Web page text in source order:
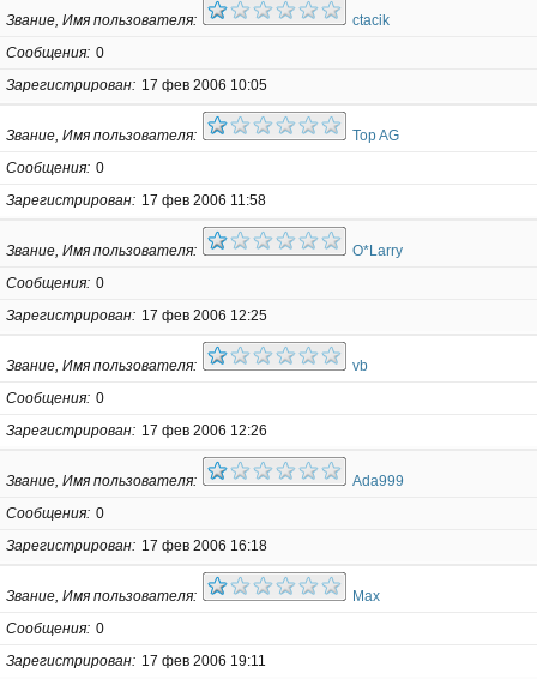
Звание, Имя пользователя
ctacik
Сообщения 0
Зарегистрирован
17 фев 2006 10:05
Звание, Имя пользователя
Top AG
Сообщения 0
Зарегистрирован
17 фев 2006 11:58
Звание, Имя пользователя
O*Larry
Сообщения 0
Зарегистрирован
17 фев 2006 12:25
Звание, Имя пользователя
vb
Сообщения 0
Зарегистрирован
17 фев 2006 12:26
Звание, Имя пользователя
Ada999
Сообщения 0
Зарегистрирован
17 фев 2006 16:18
Звание, Имя пользователя
Max
Сообщения 0
Зарегистрирован
17 фев 2006 19:11